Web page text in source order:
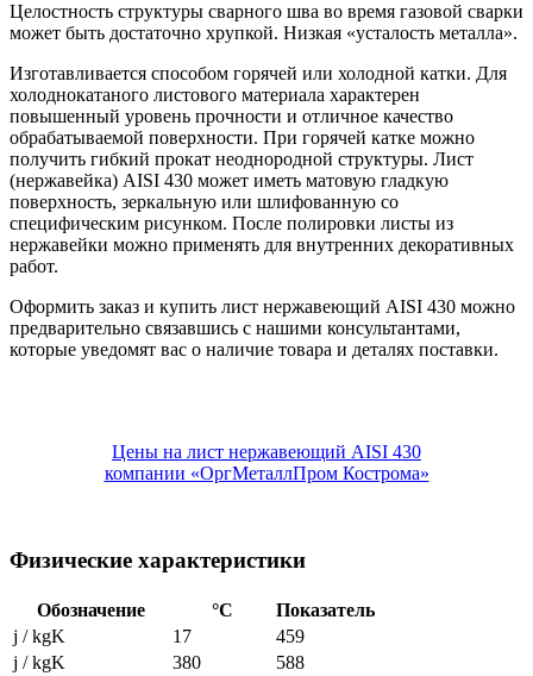
Целостность структуры сварного шва во время газовой сварки
может быть достаточно хрупкой. Низкая «усталость металла».
Изготавливается способом горячей или холодной катки. Для
холоднокатаного листового материала характерен
повышенный уровень прочности и отличное качество
обрабатываемой поверхности. При горячей катке можно
получить гибкий прокат неоднородной структуры. Лист
(нержавейка) AISI 430 может иметь матовую гладкую
поверхность, зеркальную или шлифованную со
специфическим рисунком. После полировки листы из
нержавейки можно применять для внутренних декоративных
работ.
Оформить заказ и купить лист нержавеющий AISI 430 можно
предварительно связавшись с нашими консультантами,
которые уведомят вас о наличие товара и деталях поставки.
Цены на лист нержавеющий AISI 430
компании «ОргМеталлПром Кострома»
Физические характеристики
Обозначение °C
Показатель
j / kgK
17
459
j / kgK
380
588